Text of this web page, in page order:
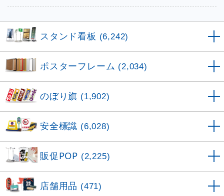
スタンド看板 (6,242)
ポスターフレーム (2,034)
のぼり旗 (1,902)
安全標識 (6,028)
販促POP (2,225)
店舗用品 (471)